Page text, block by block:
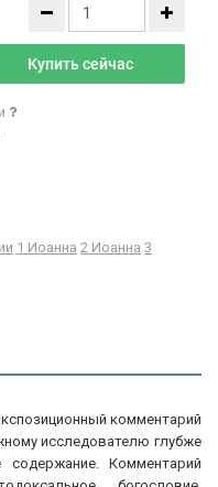
Купить сейчас
1 Иоанна 2 Иоанна 3
комментарий
исследователю глубже
содержание. Комментарий